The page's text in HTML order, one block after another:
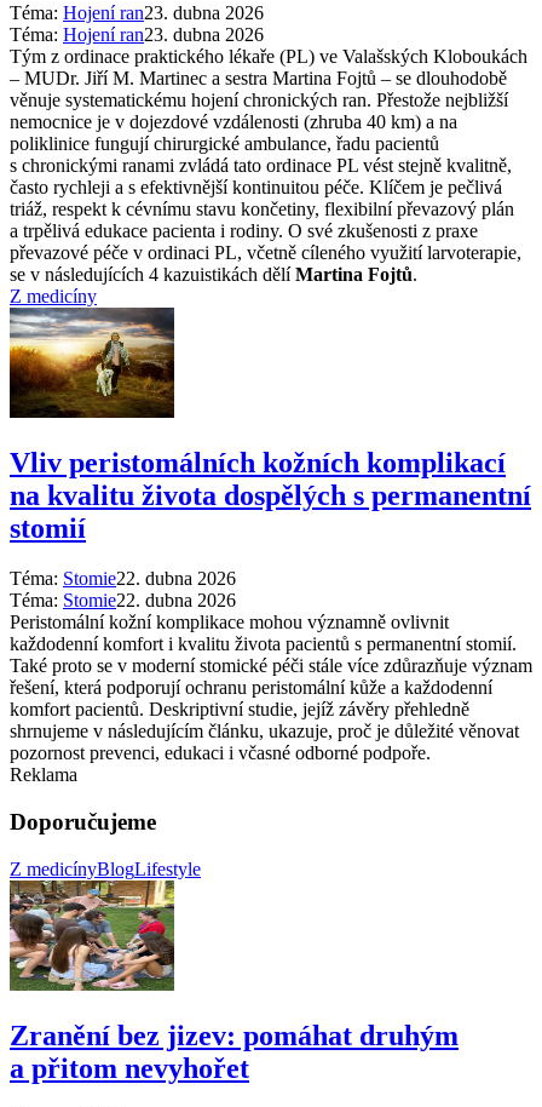
Téma: Hojení ran23. dubna 2026
Téma: Hojení ran23. dubna 2026
Tým z ordinace praktického lékaře (PL) ve Valašských Kloboukách
–⁠ MUDr. Jiří M. Martinec a sestra Martina Fojtů –⁠ se dlouhodobě
věnuje systematickému hojení chronických ran. Přestože nejbližší
nemocnice je v dojezdové vzdálenosti (zhruba 40 km) a na
poliklinice fungují chirurgické ambulance, řadu pacientů
s chronickými ranami zvládá tato ordinace PL vést stejně kvalitně,
často rychleji a s efektivnější kontinuitou péče. Klíčem je pečlivá
triáž, respekt k cévnímu stavu končetiny, flexibilní převazový plán
a trpělivá edukace pacienta i rodiny. O své zkušenosti z praxe
převazové péče v ordinaci PL, včetně cíleného využití larvoterapie,
se v následujících 4 kazuistikách dělíMartina Fojtů.
Z medicíny
Vliv peristomálních kožních komplikací
na kvalitu života dospělých s permanentní
stomií
Téma: Stomie22. dubna 2026
Téma: Stomie22. dubna 2026
Peristomální kožní komplikace mohou významně ovlivnit
každodenní komfort i kvalitu života pacientů s permanentní stomií.
Také proto se v moderní stomické péči stále více zdůrazňuje význam
řešení, která podporují ochranu peristomální kůže a každodenní
komfort pacientů. Deskriptivní studie, jejíž závěry přehledně
shrnujeme v následujícím článku, ukazuje, proč je důležité věnovat
pozornost prevenci, edukaci i včasné odborné podpoře.
Reklama
Doporučujeme
Z medicínyBlogLifestyle
Zranění bez jizev: pomáhat druhým
a přitom nevyhořet